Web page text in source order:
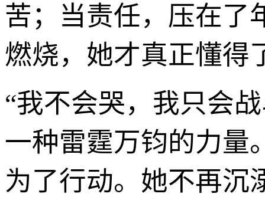
苦；当责任，压在了
燃烧，她才真正懂得
“我不会哭，我只会
一种雷霆万钧的力量
为了行动。她不再沉